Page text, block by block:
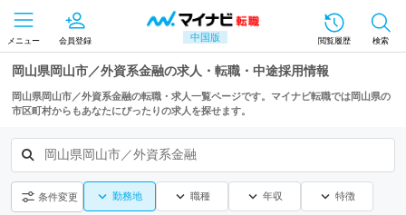
中国版
メニュー 会員登録 閲覧履歴 検索
岡山県岡山市／外資系金融の求人・転職・中途採用情報
岡山県岡山市／外資系金融の転職・求人一覧ページです。マイナビ転職では岡山県の
市区町村からもあなたにぴったりの求人を探せます。
岡山県岡山市／外資系金融
条件変更 勤務地 職種 年収 特徴